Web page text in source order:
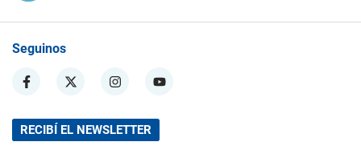
Seguinos
RECIBÍ EL NEWSLETTER